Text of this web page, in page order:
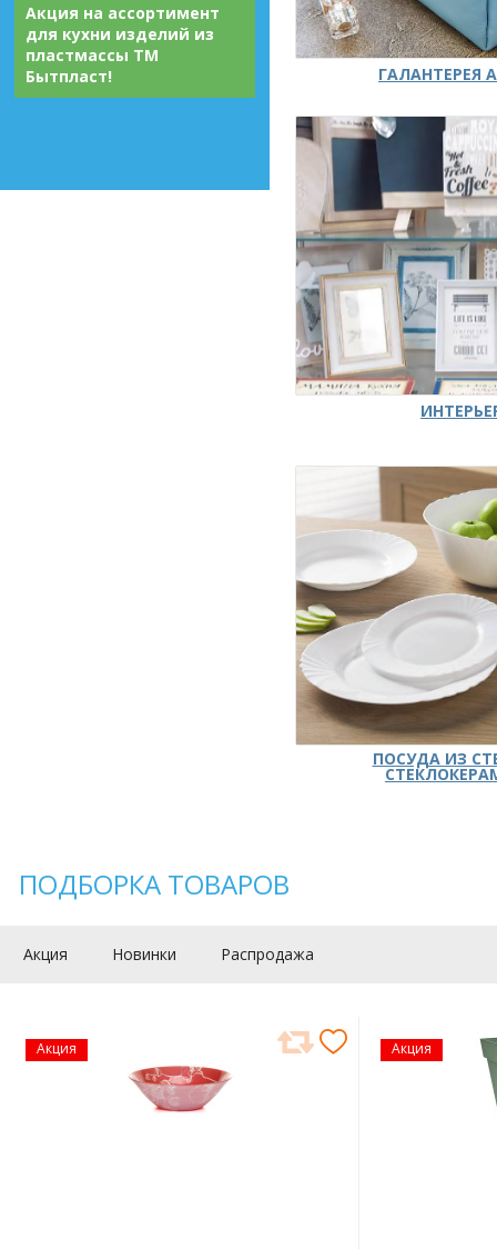
Акция на ассортимент
для кухни изделий из
пластмассы ТМ
Бытпласт!
ГАЛАНТЕРЕЯ
ПОСУДА ИЗ
ПОДБОРКА ТОВАРОВ
Акция Новинки Распродажа
Акция Акция